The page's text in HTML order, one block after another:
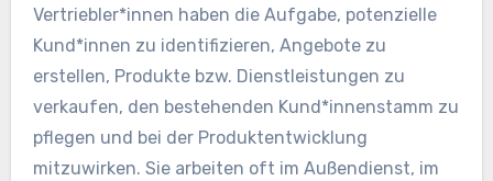
Vertriebler*innen haben die Aufgabe, potenzielle
Kund*innen zu identifizieren, Angebote zu
erstellen, Produkte bzw. Dienstleistungen zu
verkaufen, den bestehenden Kund*innenstamm zu
pflegen und bei der Produktentwicklung
mitzuwirken. Sie arbeiten oft im Außendienst, im